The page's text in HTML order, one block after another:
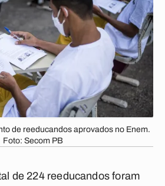
de reeducandos aprovados no Enem.
Foto: Secom PB
de 224 reeducandos foram